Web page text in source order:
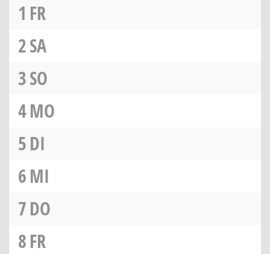
1 FR
2SA
3SO
4MO
5DI
6MI
7DO
8FR